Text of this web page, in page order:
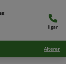
ligar
Alterar